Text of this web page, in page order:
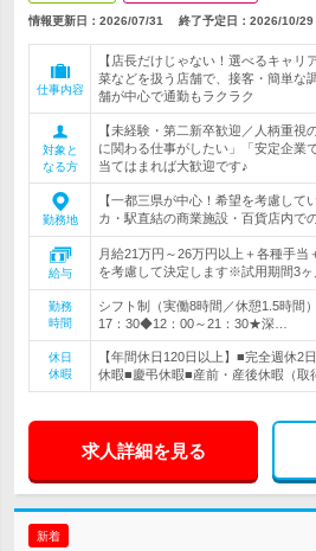
情報更新日：2026/07/31 終了予定日： 2026/10/29
仕事内容
【店長だけじゃない！選べるキャリ
菜などを扱う店舗で、接客・簡単な
舗が中心で通勤もラクラク
対象と
なる方
【未経験・第二新卒歓迎／人柄重視
に関わる仕事がしたい」「安定企業
当てはまれば大歓迎です♪
勤務地
【一都三県が中心！希望を考慮し
カ・駅直結の商業施設・百貨店内で
給与
月給21万円～26万円以上＋各種手
を考慮して決定します※試用期間3
勤務
時間
シフト制（実働8時間／休憩1.5時間
17：30◆12：00～21：30★深…
休日
休暇
【年間休日120日以上】■完全週休2
休暇■慶弔休暇■産前・産後休暇（取
求人詳細を見る
新着